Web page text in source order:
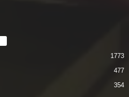
1773
477
354